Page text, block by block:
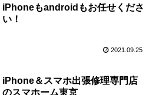
iPhoneもandroidもお任せくださ
い！
2021.09.25
iPhone＆スマホ出張修理専門店
のスマホーム東京